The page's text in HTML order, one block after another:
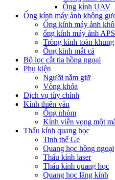
Ống kính UAV
Ống kính máy ảnh không
Ống kính máy ảnh
ống kính máy ảnh
Tròng kính toàn khung
Ống kính mắt cá
Bộ lọc cắt tia hồng ngoại
Phụ kiện
Người nắm giữ
Vòng khóa
Dịch vụ tùy chỉnh
Kính thiên văn
Ống nhòm
Kính viễn vọng một
Thấu kính quang học
Tinh thể Ge
Quang học hồng ngoại
Thấu kính laser
Thấu kính quang học
Quang học lăng kính